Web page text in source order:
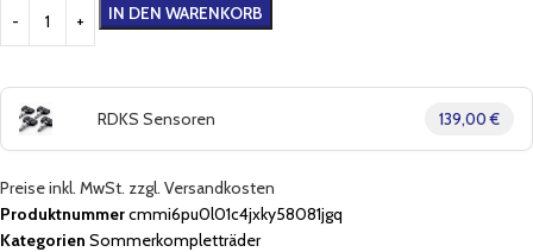
IN DEN WARENKORB
RDKS Sensoren 139,00 €
Preise inkl. MwSt. zzgl. Versandkosten
Produktnummercmmi6pu0l01c4jxky58081jgq
Kategorien Sommerkompletträder